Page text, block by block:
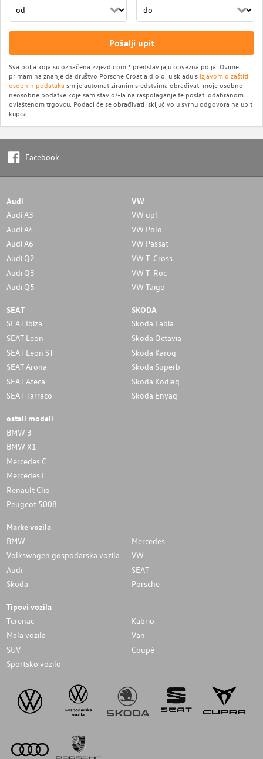
Pošalji upit
Sva polja koja su označena zvjezdicom * predstavljaju obvezna polja. Ovime
primam na znanje da društvo Porsche Croatia d.o.o. u skladu s Izjavom o zaštiti
osobnih podataka smije automatiziranim sredstvima obrađivati moje osobne i
neosobne podatke koje sam stavio/-la na raspolaganje te poslati odabranom
ovlaštenom trgovcu. Podaci će se obrađivati isključivo u svrhu odgovora na upit
kupca.
Facebook
Audi
Audi A3
Audi A4
Audi A6
Audi Q2
Audi Q3
Audi Q5
VW
VW up!
VW Polo
VW Passat
VW T-Cross
VW T-Roc
VW Taigo
SEAT
SEAT Ibiza
SEAT Leon
SEAT Leon ST
SEAT Arona
SEAT Ateca
SEAT Tarraco
SKODA
Skoda Fabia
Skoda Octavia
Skoda Karoq
Skoda Superb
Skoda Kodiaq
Skoda Enyaq
ostali modeli
BMW 3
BMW X1
Mercedes C
Mercedes E
Renault Clio
Peugeot 5008
Marke vozila
BMW
Mercedes
Volkswagen gospodarska vozila
VW
Audi
SEAT
Skoda
Porsche
Tipovi vozila
Terenac
Kabrio
Mala vozila
Van
SUV
Coupé
Sportsko vozilo